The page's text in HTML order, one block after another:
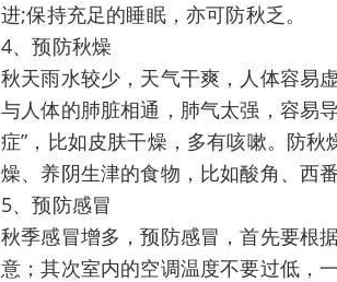
进;保持充足的睡眠，亦可防秋乏。
4、预防秋燥
秋天雨水较少，天气干爽，人体容易
与人体的肺脏相通，肺气太强，容易
症”，比如皮肤干燥，多有咳嗽。防
燥、养阴生津的食物，比如酸角、西
5、预防感冒
秋季感冒增多，预防感冒，首先要根
意；其次室内的空调温度不要过低